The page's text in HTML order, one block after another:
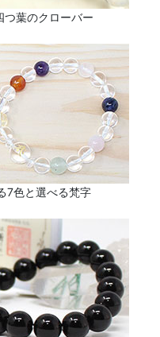
つ葉のクローバー
7色と選べる梵字